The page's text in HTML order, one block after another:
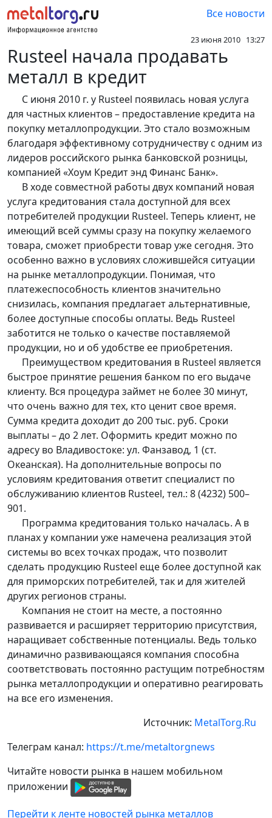
Все новости
23 июня 2010 13:27
Rusteel начала продавать
металл в кредит
С июня 2010 г. у Rusteel появилась новая услуга
для частных клиентов – предоставление кредита на
покупку металлопродукции. Это стало возможным
благодаря эффективному сотрудничеству с одним из
лидеров российского рынка банковской розницы,
компанией «Хоум Кредит энд Финанс Банк».
В ходе совместной работы двух компаний новая
услуга кредитования стала доступной для всех
потребителей продукции Rusteel. Теперь клиент, не
имеющий всей суммы сразу на покупку желаемого
товара, сможет приобрести товар уже сегодня. Это
особенно важно в условиях сложившейся ситуации
на рынке металлопродукции. Понимая, что
платежеспособность клиентов значительно
снизилась, компания предлагает альтернативные,
более доступные способы оплаты. Ведь Rusteel
заботится не только о качестве поставляемой
продукции, но и об удобстве ее приобретения.
Преимуществом кредитования в Rusteel является
быстрое принятие решения банком по его выдаче
клиенту. Вся процедура займет не более 30 минут,
что очень важно для тех, кто ценит свое время.
Сумма кредита доходит до 200 тыс. руб. Сроки
выплаты – до 2 лет. Оформить кредит можно по
адресу во Владивостоке: ул. Фанзавод, 1 (ст.
Океанская). На дополнительные вопросы по
условиям кредитования ответит специалист по
обслуживанию клиентов Rusteel, тел.: 8 (4232) 500–
901.
Программа кредитования только началась. А в
планах у компании уже намечена реализация этой
системы во всех точках продаж, что позволит
сделать продукцию Rusteel еще более доступной как
для приморских потребителей, так и для жителей
других регионов страны.
Компания не стоит на месте, а постоянно
развивается и расширяет территорию присутствия,
наращивает собственные потенциалы. Ведь только
динамично развивающаяся компания способна
соответствовать постоянно растущим потребностям
рынка металлопродукции и оперативно реагировать
на все его изменения.
Источник: MetalTorg.Ru
Телеграм канал: https://t.me/metaltorgnews
Читайте новости рынка в нашем мобильном
приложении
Перейти к ленте новостей рынка металлов